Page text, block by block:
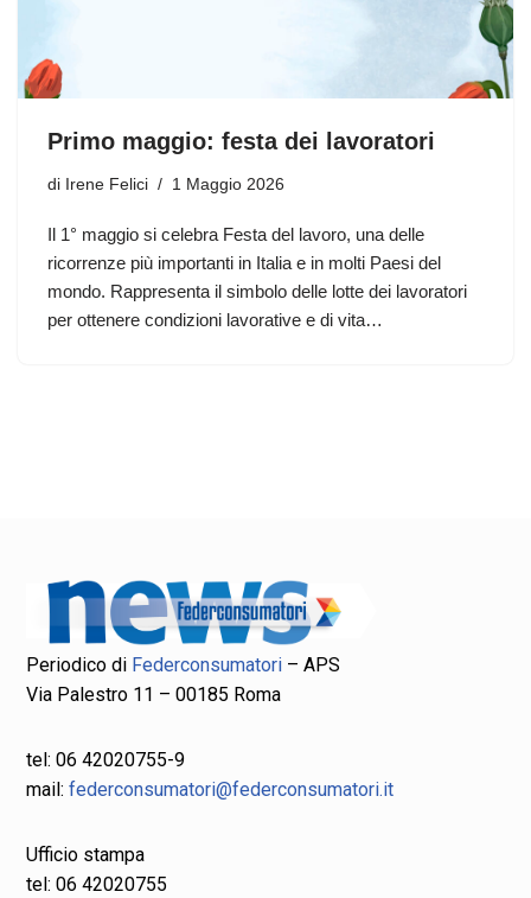
Primo maggio: festa dei lavoratori
di Irene Felici 1 Maggio 2026
Il 1° maggio si celebra Festa del lavoro, una delle
ricorrenze più importanti in Italia e in molti Paesi del
mondo. Rappresenta il simbolo delle lotte dei lavoratori
per ottenere condizioni lavorative e di vita…
Periodico di Federconsumatori – APS
Via Palestro 11 – 00185 Roma
tel: 06 42020755-9
mail:federconsumatori@federconsumatori.it
Ufficio stampa
tel: 06 42020755